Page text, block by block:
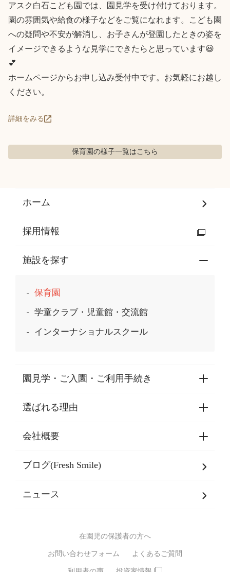
アスク白石こども園では、園見学を受け付けております。
園の雰囲気や給食の様子などをご覧になれます。こども園
への疑問や不安が解消し、お子さんが登園したときの姿を
イメージできるような見学にできたらと思っています😃
💕
ホームページからお申し込み受付中です。お気軽にお越し
ください。
詳細をみる
保育園の様子一覧はこちら
ホーム
採用情報
施設を探す
保育園
学童クラブ・児童館・交流館
インターナショナルスクール
園見学・ご入園・ご利用手続き
園見学・ご入園・ご利用手続き
東京都認証保育所空き状況
選ばれる理由
選ばれる理由一覧
乳児期・幼児期・
バイリンガル保育園
スポーツ保育園
モンテッソーリ式保育園
会社概要
会社概要
SDGsについて
ブログ(Fresh Smile)
ニュース
在園児の保護者の方へ
お問い合わせフォーム よくあるご質問